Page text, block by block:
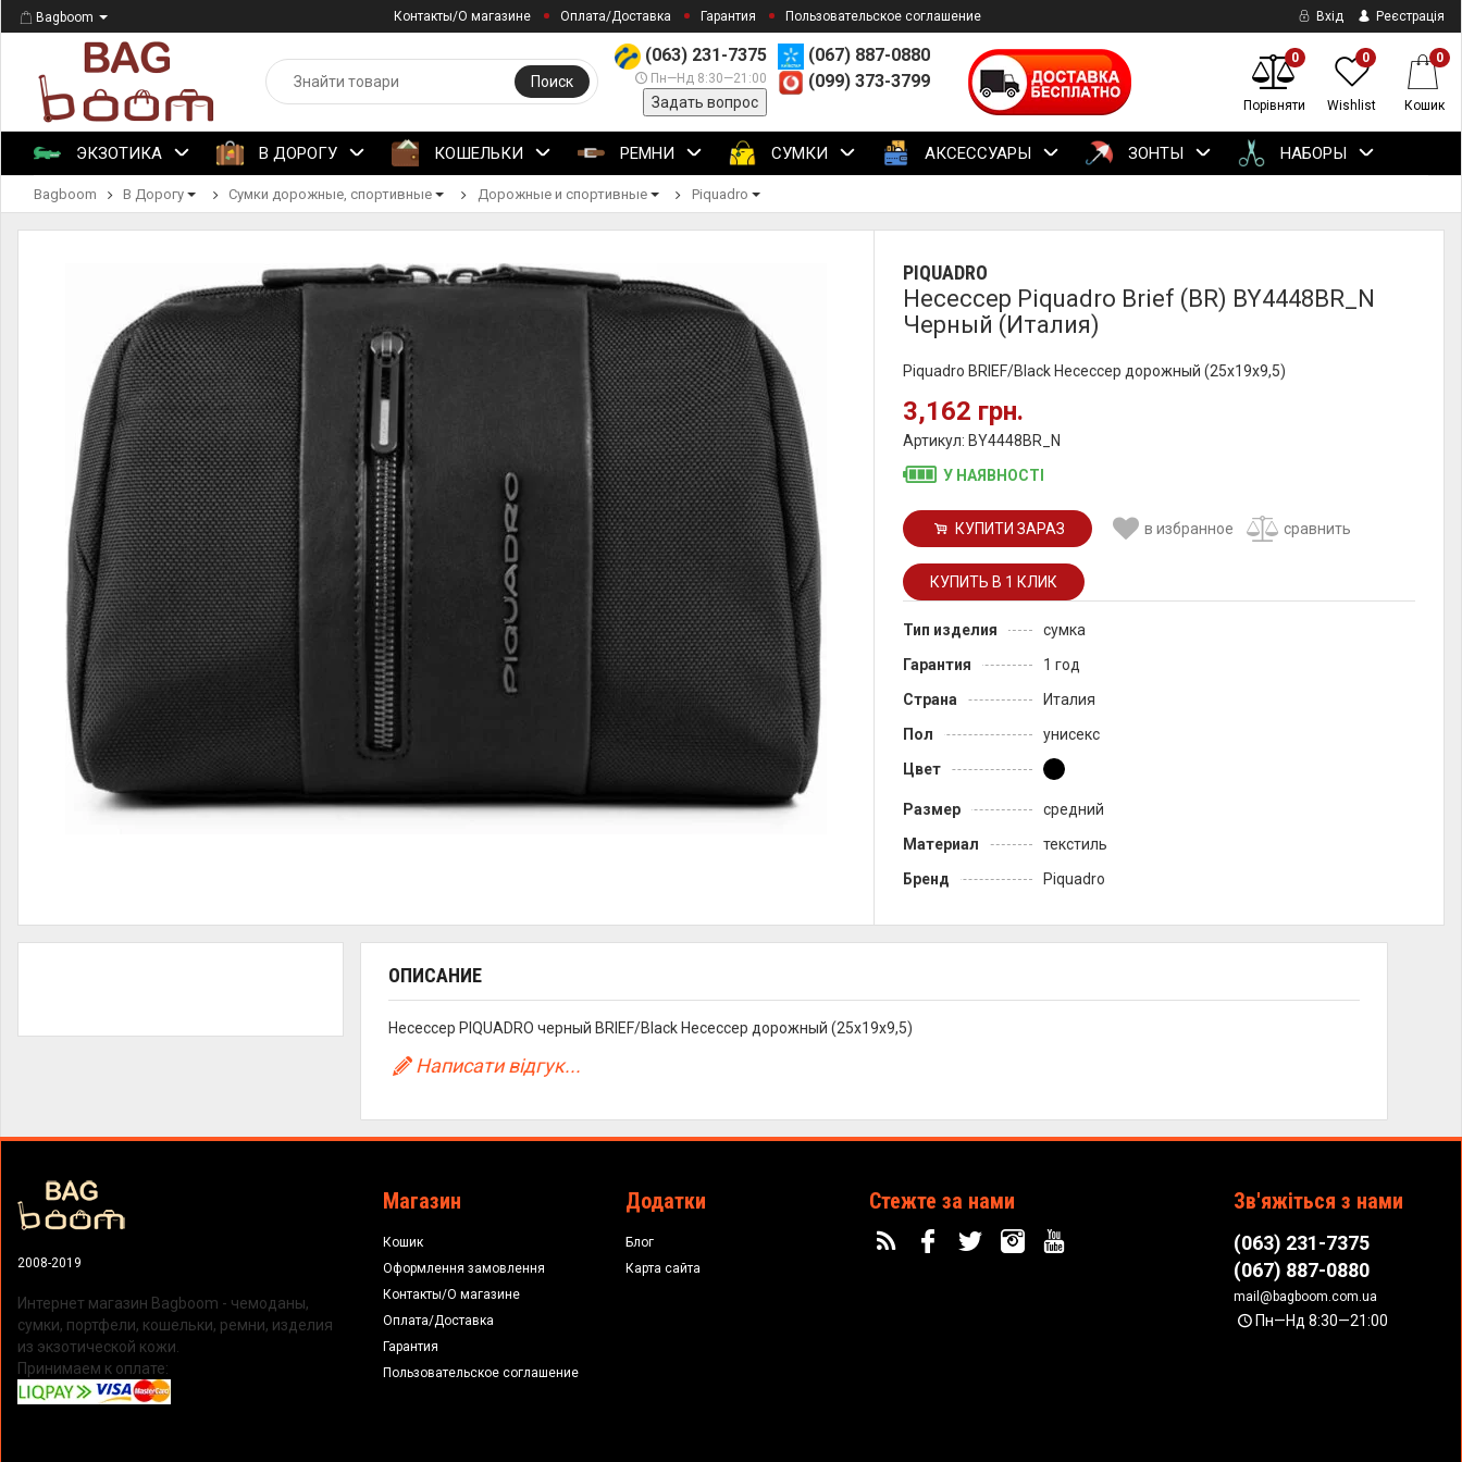
Bagboom Контакты/О магазине Оплата/Доставка Гарантия Пользовательское соглашение Вхід Реєстрація
(063) 231-7375
Пн—Нд 8:30—21:00
Задать вопрос
(067) 887-0880
(099) 373-3799
Поиск
0
Порівняти
0
Wishlist
0
Кошик
ЭКЗОТИКА В ДОРОГУ КОШЕЛЬКИ РЕМНИ СУМКИ АКСЕССУАРЫ ЗОНТЫ НАБОРЫ
Bagboom В Дорогу Сумки дорожные, спортивные Дорожные и спортивные Piquadro
PIQUADRO
Несессер Piquadro Brief (BR) BY4448BR_N
Черный (Италия)
Piquadro BRIEF/Black Несессер дорожный (25x19x9,5)
3,162 грн.
Артикул: BY4448BR_N
У НАЯВНОСТІ
КУПИТИ ЗАРАЗ в избранное сравнить
Тип изделия
сумка
Гарантия
1 год
Страна
Италия
Пол
унисекс
Цвет
Размер
средний
Материал
текстиль
Бренд
Piquadro
ОПИСАНИЕ
Несессер PIQUADRO черный BRIEF/Black Несессер дорожный (25x19x9,5)
Написати відгук...
2008-2019
Интернет магазин Bagboom - чемоданы,
сумки, портфели, кошельки, ремни, изделия
из экзотической кожи.
Принимаем к оплате:
Магазин
Кошик
Оформлення замовлення
Контакты/О магазине
Оплата/Доставка
Гарантия
Пользовательское соглашение
Додатки
Блог
Карта сайта
Стежте за нами Зв'яжіться з нами
(063) 231-7375
(067) 887-0880
mail@bagboom.com.ua
Пн—Нд 8:30—21:00